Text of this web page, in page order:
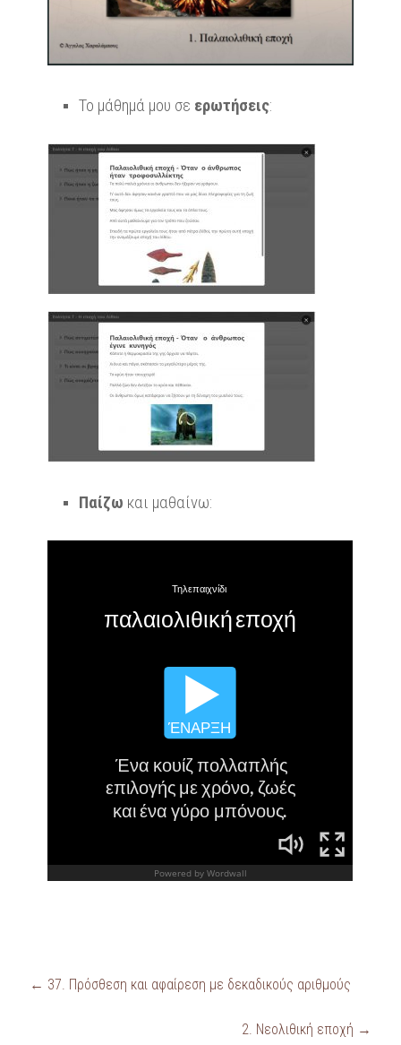
Το μάθημά μου σε ερωτήσεις:
Παίζω και μαθαίνω:
← 37. Πρόσθεση και αφαίρεση με δεκαδικούς αριθμούς
2. Νεολιθική εποχή →